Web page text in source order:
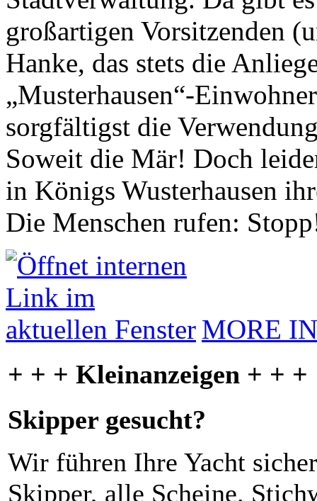
großartigen Vorsitzenden
Hanke, das stets die
„Musterhausen“-
sorgfältigst die
Soweit die Mär! Doch
in Königs Wusterhausen
Die Menschen rufen:
MORE
+ + + Kleinanzeigen + + +
Skipper gesucht?
Wir führen Ihre Yacht
Skipper, alle Scheine.